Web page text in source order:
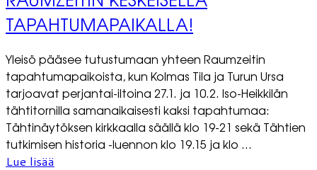
TAPAHTUMAPAIKALLA!
Yleisö pääsee tutustumaan yhteen Raumzeitin
tapahtumapaikoista, kun Kolmas Tila ja Turun Ursa
tarjoavat perjantai-iltoina 27.1. ja 10.2. Iso-Heikkilän
tähtitornilla samanaikaisesti kaksi tapahtumaa:
Tähtinäytöksen kirkkaalla säällä klo 19-21 sekä Tähtien
tutkimisen historia -luennon klo 19.15 ja klo ...
Lue lisää